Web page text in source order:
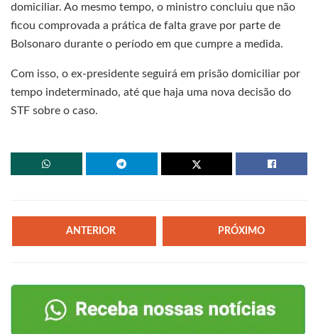
domiciliar. Ao mesmo tempo, o ministro concluiu que não
ficou comprovada a prática de falta grave por parte de
Bolsonaro durante o período em que cumpre a medida.
Com isso, o ex-presidente seguirá em prisão domiciliar por
tempo indeterminado, até que haja uma nova decisão do
STF sobre o caso.
ANTERIOR PRÓXIMO